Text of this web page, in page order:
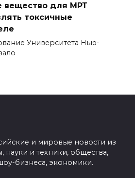
вещество для МРТ
токсичные
Университета Нью-
и мировые новости из
науки и техники, общества,
бизнеса, экономики.